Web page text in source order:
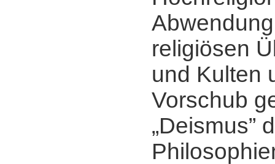
religiösen
und Kulten
Vorschub
„Deismus”